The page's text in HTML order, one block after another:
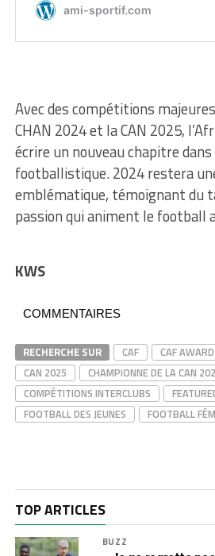
Avec des compétitions
CHAN 2024 et la CAN 2025,
écrire un nouveau chapitre
footballistique. 2024 restera
emblématique, témoignant du
passion qui animent le football
KWS
COMMENTAIRES
RECHERCHE SUR CAF CAF
CAN 2025
CHAMPIONNE DE LA CAN
COMPÉTITIONS INTERCLUBS
FOOTBALL DES JEUNES
FOOTBALL
TOP ARTICLES
BUZZ